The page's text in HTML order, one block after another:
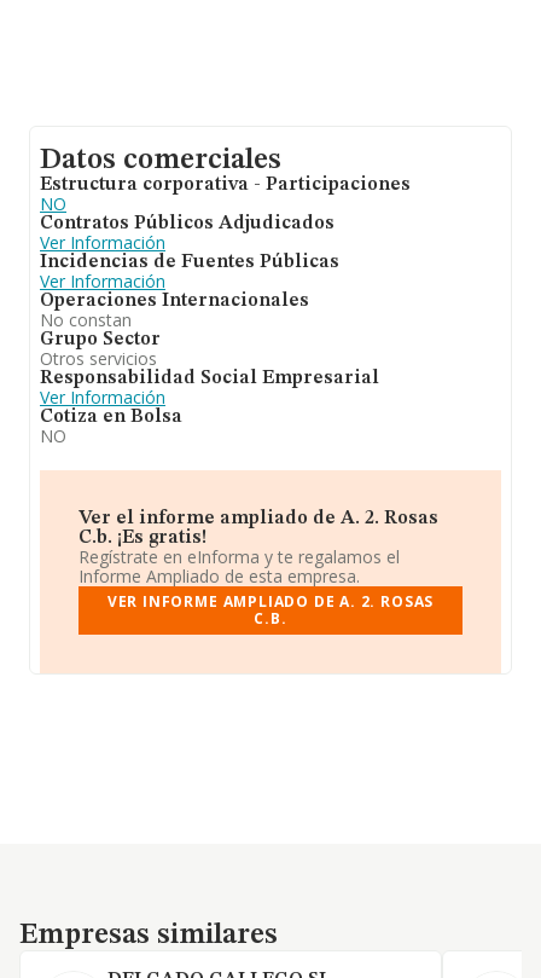
Datos comerciales
Estructura corporativa - Participaciones
NO
Contratos Públicos Adjudicados
Ver Información
Incidencias de Fuentes Públicas
Ver Información
Operaciones Internacionales
No constan
Grupo Sector
Otros servicios
Responsabilidad Social Empresarial
Ver Información
Cotiza en Bolsa
NO
Ver el informe ampliado de A. 2. Rosas
C.b. ¡Es gratis!
Regístrate en eInforma y te regalamos el
Informe Ampliado de esta empresa.
VER INFORME AMPLIADO DE A. 2. ROSAS
C.B.
Empresas similares
Empresas similares